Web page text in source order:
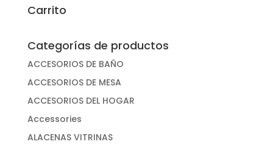
Carrito
Categorías de productos
ACCESORIOS DE BAÑO
ACCESORIOS DE MESA
ACCESORIOS DEL HOGAR
Accessories
ALACENAS VITRINAS